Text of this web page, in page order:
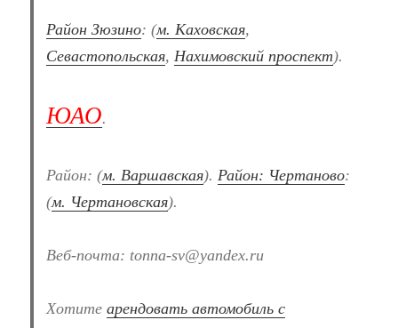
Район Зюзино: (м. Каховская,
Севастопольская, Нахимовский проспект).
ЮАО.
Район: (м. Варшавская). Район: Чертаново:
(м. Чертановская).
Веб-почта: tonna-sv@yandex.ru
Хотитеарендовать автомобиль с